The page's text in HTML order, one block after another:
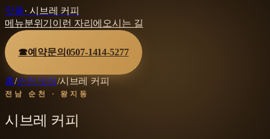
맛플· 시브레 커피
메뉴분위기 이런 자리에 오시는 길
☎예약문의 0507-1414-5277
홈/순천 맛집/시브레 커피
전남 순천 · 왕지동
시브레 커피